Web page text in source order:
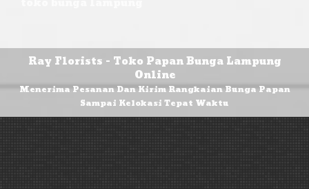
Ray Florists - Toko Papan Bunga Lampung
Online
Menerima Pesanan Dan Kirim Rangkaian Bunga Papan
Sampai Kelokasi Tepat Waktu